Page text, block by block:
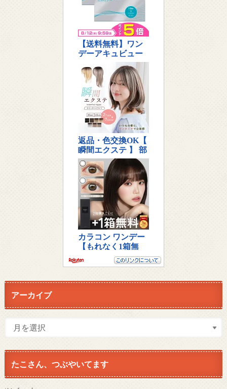
アーカイブ
たこさん、つぶやいてます